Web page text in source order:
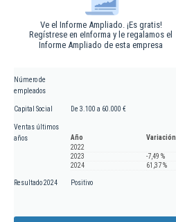
Ve el Informe Ampliado. ¡Es gratis!
Regístrese en eInforma y le regalamos el
Informe Ampliado de esta empresa
Número de
empleados
Capital Social De 3.100 a 60.000 €
Ventas últimos
años
Año
Variación
2022
2023
-7,49 %
2024
61,37 %
Resultado 2024 Positivo